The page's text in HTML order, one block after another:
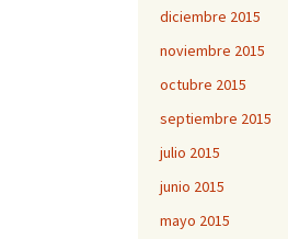
diciembre 2015
noviembre 2015
octubre 2015
septiembre 2015
julio 2015
junio 2015
mayo 2015